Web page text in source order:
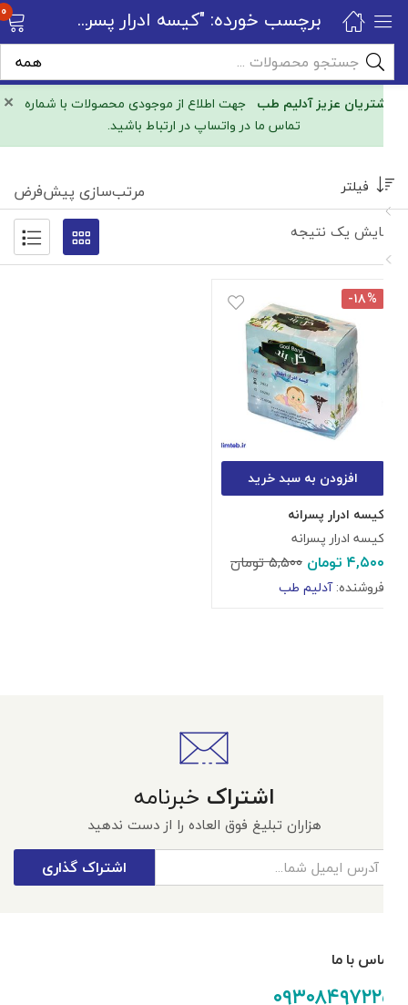
× مشتریان عزیز آدلیم طبجهت اطلاع از موجودی محصولات با شماره
تماس ما در واتساپ در ارتباط باشید.
برچسب خورده: "کیسه ادرار پسرانه" 0
نمایش یک نتیجه
فیلتر مرتب‌سازی پیش‌فرض
افزودن به سبد خرید
-۱۸%
کیسه ادرار پسرانه
کیسه ادرار پسرانه
۴,۵۰۰ تومان۵,۵۰۰تومان
فروشنده:آدلیم طب
اشتراکخبرنامه
هزاران تبلیغ فوق العاده را از دست ندهید
اشتراک گذاری
تماس با ما
۰۹۳۰۸۴۹۷۲۲۵